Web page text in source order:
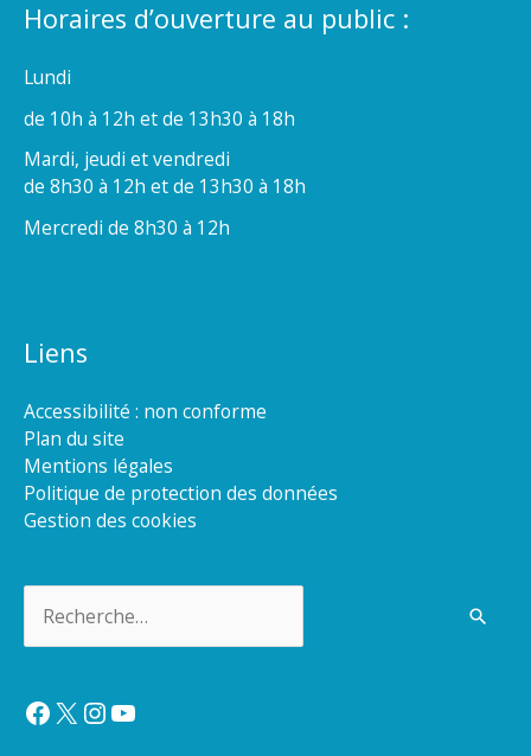
Horaires d’ouverture au public :
Lundi
de 10h à 12h et de 13h30 à 18h
Mardi, jeudi et vendredi
de 8h30 à 12h et de 13h30 à 18h
Mercredi de 8h30 à 12h
Liens
Accessibilité : non conforme
Plan du site
Mentions légales
Politique de protection des données
Gestion des cookies
Facebook
X Instagram
YouTube